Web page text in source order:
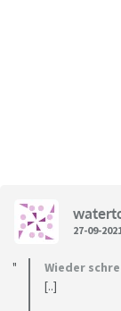
27-09-
Wieder
[..]